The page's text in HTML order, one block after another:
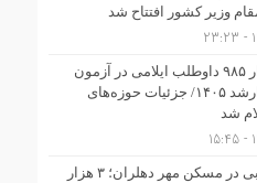
وزیر کشور افتتاح شد
رقابت ۴ هزار ۹۸۵ داوطلب ایلامی در آزمون
کارشناسی ارشد ۱۴۰۵/ جزئیات حوزه‌های
شد
پایان تنش آبی در مسکن مهر دهلران؛ ۳ هزار